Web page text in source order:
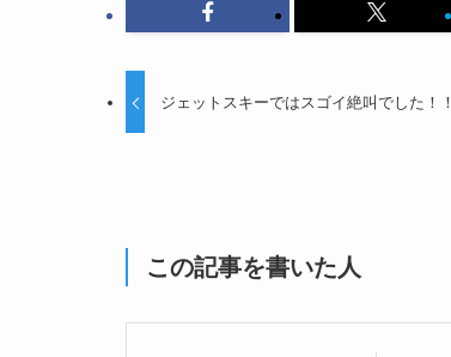
ジェットスキーではスゴイ絶叫でした！！
この記事を書いた人